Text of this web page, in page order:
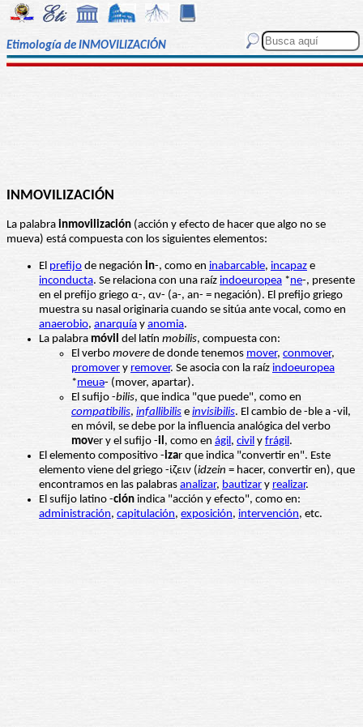
Etimología de INMOVILIZACIÓN
INMOVILIZACIÓN
La palabra inmovilización (acción y efecto de hacer que algo no se
mueva) está compuesta con los siguientes elementos:
El prefijo de negación in-, como en inabarcable, incapaz e
inconducta. Se relaciona con una raíz indoeuropea *ne-, presente
en el prefijo griego α-, αν- (a-, an- = negación). El prefijo griego
muestra su nasal originaria cuando se sitúa ante vocal, como en
anaerobio, anarquía y anomia.
La palabra móvil del latín mobilis, compuesta con:
El verbo movere de donde tenemos mover, conmover,
promover y remover. Se asocia con la raíz indoeuropea
*meuǝ- (mover, apartar).
El sufijo -bilis, que indica "que puede", como en
compatibilis, infallibilis e invisibilis. El cambio de -ble a -vil,
en móvil, se debe por la influencia analógica del verbo
mover y el sufijo -il, como en ágil, civil y frágil.
El elemento compositivo -izar que indica "convertir en". Este
elemento viene del griego -ίζειν (idzein = hacer, convertir en), que
encontramos en las palabras analizar, bautizar y realizar.
El sufijo latino -ción indica "acción y efecto", como en:
administración, capitulación, exposición, intervención, etc.